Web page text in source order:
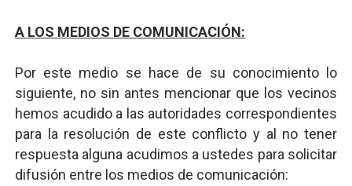
A LOS MEDIOS DE COMUNICACIÓN:
Por este medio se hace de su conocimiento lo
siguiente, no sin antes mencionar que los vecinos
hemos acudido a las autoridades correspondientes
para la resolución de este conflicto y al no tener
respuesta alguna acudimos a ustedes para solicitar
difusión entre los medios de comunicación: